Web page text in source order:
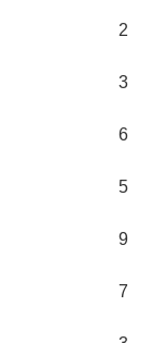
2
3
6
5
9
7